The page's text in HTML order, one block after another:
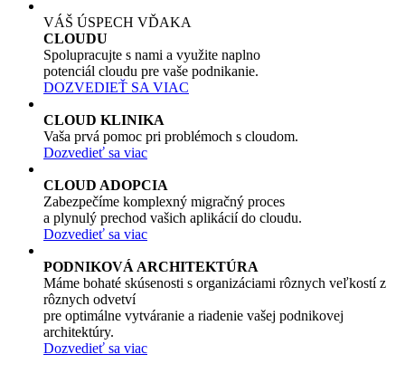
VÁŠ ÚSPECH VĎAKA
CLOUDU
Spolupracujte s nami a využite naplno
potenciál cloudu pre vaše podnikanie.
DOZVEDIEŤ SA VIAC
CLOUD KLINIKA
Vaša prvá pomoc pri problémoch s cloudom.
Dozvedieť sa viac
CLOUD ADOPCIA
Zabezpečíme komplexný migračný proces
a plynulý prechod vašich aplikácií do cloudu.
Dozvedieť sa viac
PODNIKOVÁ ARCHITEKTÚRA
Máme bohaté skúsenosti s organizáciami rôznych veľkostí z
rôznych odvetví
pre optimálne vytváranie a riadenie vašej podnikovej
architektúry.
Dozvedieť sa viac